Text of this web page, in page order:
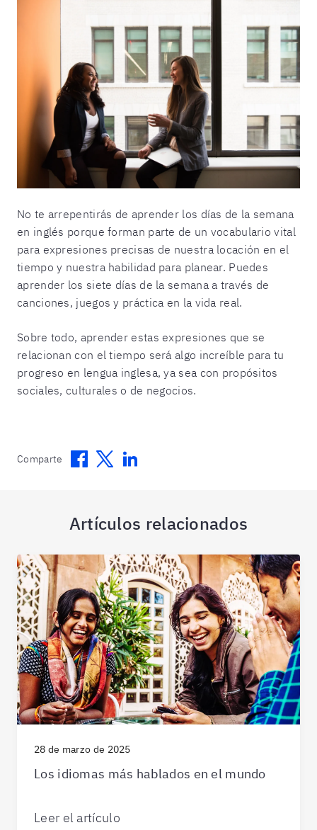
No te arrepentirás de aprender los días de la semana
en inglés porque forman parte de un vocabulario vital
para expresiones precisas de nuestra locación en el
tiempo y nuestra habilidad para planear. Puedes
aprender los siete días de la semana a través de
canciones, juegos y práctica en la vida real.
Sobre todo, aprender estas expresiones que se
relacionan con el tiempo será algo increíble para tu
progreso en lengua inglesa, ya sea con propósitos
sociales, culturales o de negocios.
Comparte Facebook
TwitterLinkedin
Artículos relacionados
28 de marzo de 2025
Los idiomas más hablados en el mundo
Leer el artículo